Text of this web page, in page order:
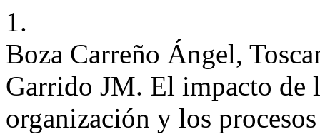
1.
Boza Carreño Ángel,
Garrido JM. El impacto de
organización y los